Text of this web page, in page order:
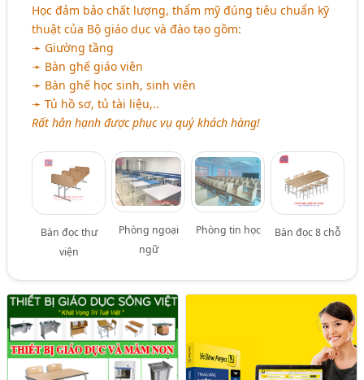
Học đảm bảo chất lượng, thẩm mỹ đúng tiêu chuẩn kỹ
thuật của Bộ giáo dục và đào tạo gồm:
➛ Giường tầng
➛ Bàn ghế giáo viên
➛ Bàn ghế học sinh, sinh viên
➛ Tủ hồ sơ, tủ tài liệu,..
Rất hân hạnh được phục vụ quý khách hàng!
Bàn đọc thư
viện
Phòng ngoại
ngữ
Phòng tin học Bàn đọc 8 chỗ